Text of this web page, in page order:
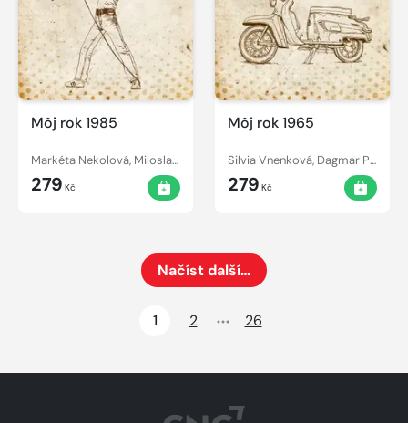
Môj rok 1985
Markéta Nekolová, Miloslava Podmajerská, Silvia Vnenková
279 Kč
Môj rok 1965
Silvia Vnenková, Dagmar Palovičová, Alena Breuerová
279 Kč
Načíst další…
1
2 26